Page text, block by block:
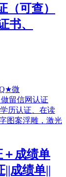
（可查）
书、
成绩单
||成绩单||